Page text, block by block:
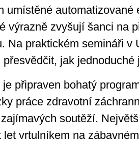
umístěné automatizované
výrazně zvyšují šanci na
Na praktickém semináři v
jak
připraven bohatý
práce zdravotní
soutěží.
let vrtulníkem na